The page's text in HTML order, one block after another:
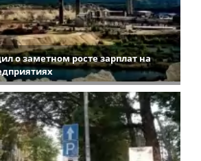
о заметном росте зарплат на